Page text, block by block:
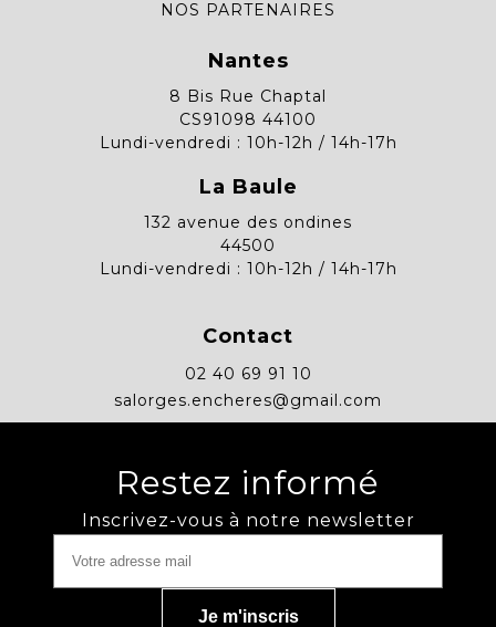
NOS PARTENAIRES
Nantes
8 Bis Rue Chaptal
CS91098 44100
Lundi-vendredi : 10h-12h / 14h-17h
La Baule
132 avenue des ondines
44500
Lundi-vendredi : 10h-12h / 14h-17h
Contact
02 40 69 91 10
salorges.encheres@gmail.com
Restez informé
Inscrivez-vous à notre newsletter